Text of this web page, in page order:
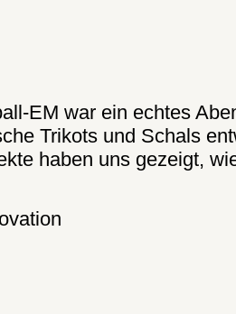
EM war ein echtes
Trikots und Schals
haben uns gezeigt,